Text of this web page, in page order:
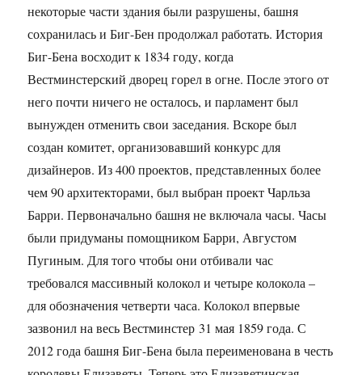
некоторые части здания были разрушены, башня
сохранилась и Биг-Бен продолжал работать. История
Биг-Бена восходит к 1834 году, когда
Вестминстерский дворец горел в огне. После этого от
него почти ничего не осталось, и парламент был
вынужден отменить свои заседания. Вскоре был
создан комитет, организовавший конкурс для
дизайнеров. Из 400 проектов, представленных более
чем 90 архитекторами, был выбран проект Чарльза
Барри. Первоначально башня не включала часы. Часы
были придуманы помощником Барри, Августом
Пугиным. Для того чтобы они отбивали час
требовался массивный колокол и четыре колокола –
для обозначения четверти часа. Колокол впервые
зазвонил на весь Вестминстер 31 мая 1859 года. С
2012 года башня Биг-Бена была переименована в честь